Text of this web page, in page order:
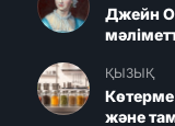
Джейн
ҚЫЗЫҚ
және